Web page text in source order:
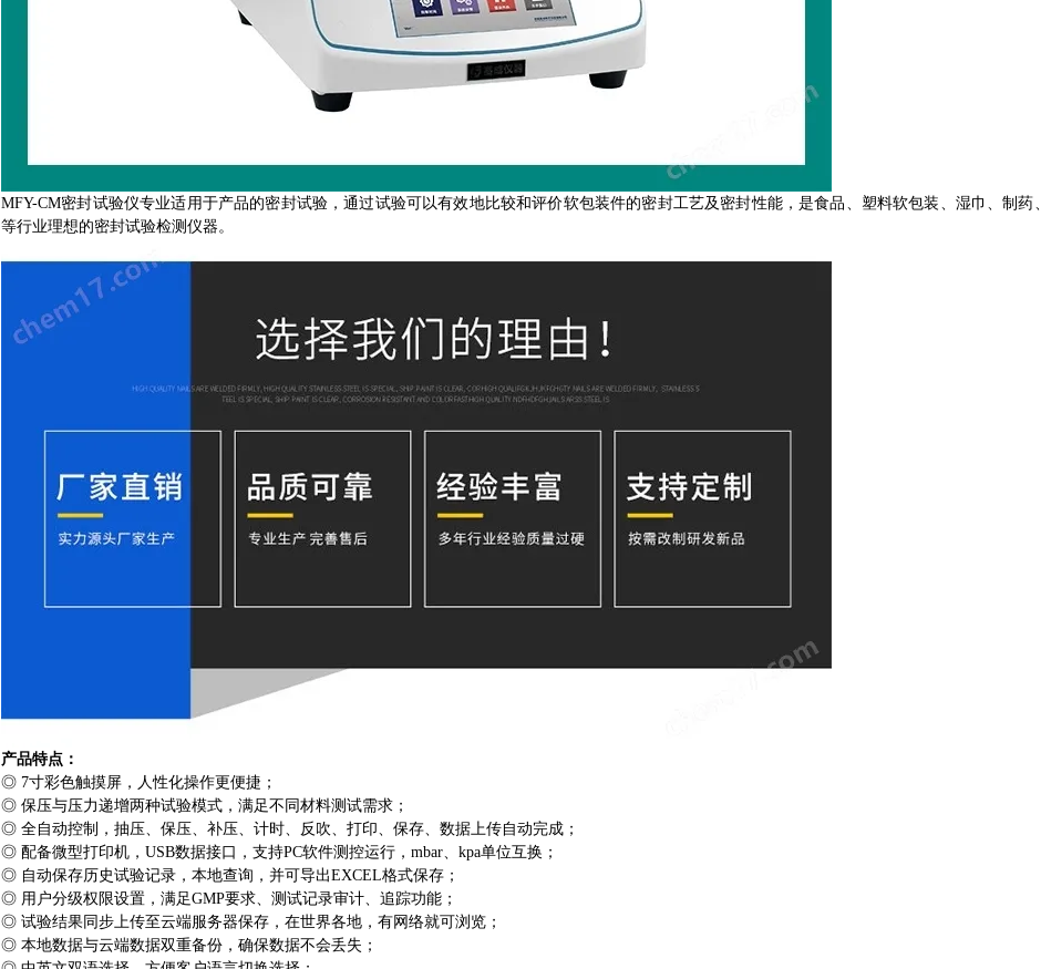
MFY-CM密封试验仪专业适用于产品的密封试验，通过试验可以有效地比较和评价软包装件的密封工艺及密封性能，是食品、塑料软包装、湿巾、制药
等行业理想的密封试验检测仪器。
产品特点 ：
◎ 7寸彩色触摸屏，人性化操作更便捷；
◎ 保压与压力递增两种试验模式，满足不同材料测试需求；
◎ 全自动控制，抽压、保压、补压、计时、反吹、打印、保存、数据上传自动完成；
◎ 配备微型打印机，USB数据接口，支持PC软件测控运行，mbar、kpa单位互换；
◎ 自动保存历史试验记录，本地查询，并可导出EXCEL格式保存；
◎ 用户分级权限设置，满足GMP要求、测试记录审计、追踪功能；
◎ 试验结果同步上传至云端服务器保存，在世界各地，有网络就可浏览；
◎ 本地数据与云端数据双重备份，确保数据不会丢失；